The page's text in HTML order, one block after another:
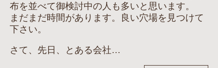
布を並べて御検討中の人も多いと思います。
まだまだ時間があります。良い穴場を見つけて
下さい。
さて、先日、とある会社…